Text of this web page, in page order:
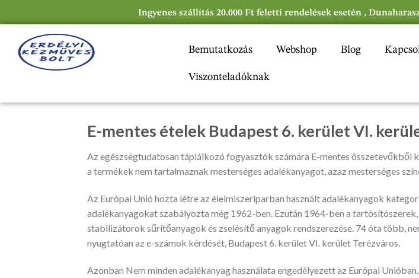
Ingyenes szállítás 20.000 Ft feletti rendelések esetén ,
Bemutatkozás Webshop Blog
Viszonteladóknak
E-mentes ételek Budapest 6. kerület VI.
Az egészségtudatosan táplálkozó fogyasztók számára E-mentes
a termékek nem tartalmaznak mesterséges adalékanyagot, azaz mesterséges
Az Európai Unió hozta létre az élelmiszeriparban használt adalékanyagok
adalékanyagokat szabályozta még 1962-ben. Ezután 1964-ben a
stabilizátorok sűrítőanyagok és zselésítő anyagok rendszerezése. 74 óta több,
nyugtatóan az e-számok kérdését, Budapest 6. kerület VI. kerület Terézváros.
Azonban Nem minden adalékanyag használata engedélyezett az Európai